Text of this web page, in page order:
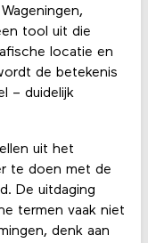
tool uit die
locatie en
de betekenis
– duidelijk
uit het
te doen met de
De uitdaging
termen vaak niet
denk aan